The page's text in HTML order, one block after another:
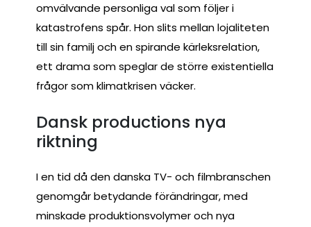
omvälvande personliga val som följer i
katastrofens spår. Hon slits mellan lojaliteten
till sin familj och en spirande kärleksrelation,
ett drama som speglar de större existentiella
frågor som klimatkrisen väcker.
Dansk productions nya
riktning
I en tid då den danska TV- och filmbranschen
genomgår betydande förändringar, med
minskade produktionsvolymer och nya